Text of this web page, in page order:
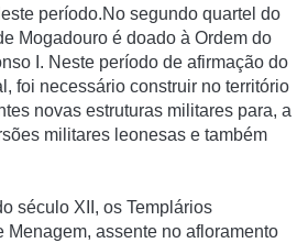
período.No segundo quartel do
Mogadouro é doado à Ordem do
I. Neste período de afirmação do
foi necessário construir no território
novas estruturas militares para, a
militares leonesas e também
século XII, os Templários
Menagem, assente no afloramento